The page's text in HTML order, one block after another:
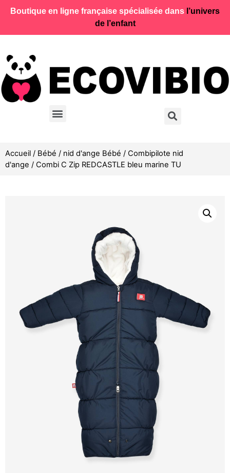
Boutique en ligne française spécialisée dans l’univers
de l’enfant
Accueil / Bébé / nid d'ange Bébé / Combipilote nid
d'ange / Combi C Zip REDCASTLE bleu marine TU